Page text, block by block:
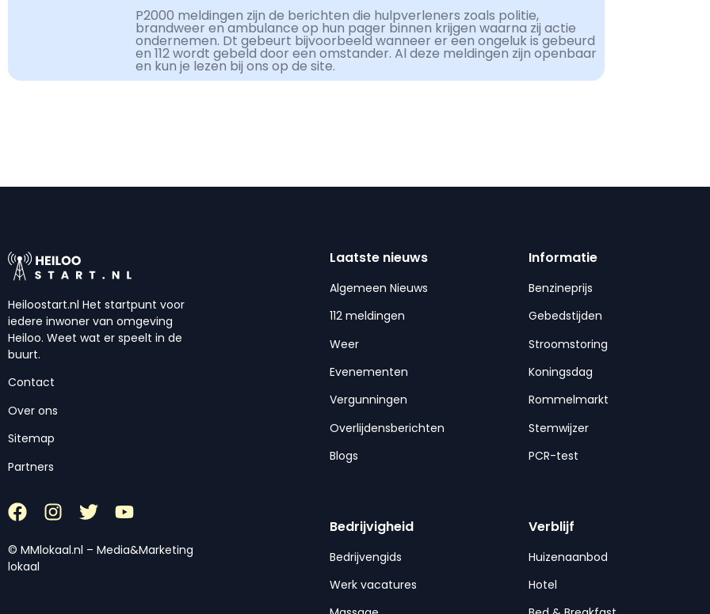
P2000 meldingen zijn de berichten die hulpverleners zoals politie,
brandweer en ambulance op hun pager binnen krijgen waarna zij actie
ondernemen. Dt gebeurt bijvoorbeeld wanneer er een ongeluk is gebeurd
en 112 wordt gebeld door een omstander. Al deze meldingen zijn openbaar
en kun je lezen bij ons op de site.
Heiloostart.nl Het startpunt voor
iedere inwoner van omgeving
Heiloo. Weet wat er speelt in de
buurt.
Contact
Over ons
Sitemap
Partners
© MMlokaal.nl – Media&Marketing
lokaal
Laatste nieuws
Algemeen Nieuws
112 meldingen
Weer
Evenementen
Vergunningen
Overlijdensberichten
Blogs
Informatie
Benzineprijs
Gebedstijden
Stroomstoring
Koningsdag
Rommelmarkt
Stemwijzer
PCR-test
Bedrijvigheid
Bedrijvengids
Werk vacatures
Verblijf
Huizenaanbod
Hotel